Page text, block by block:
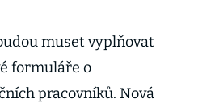
muset vyplňovat
formuláře o
pracovníků. Nová